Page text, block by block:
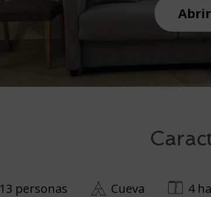
13 personas Cueva 4